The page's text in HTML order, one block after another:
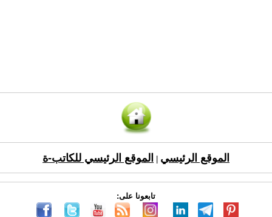
الموقع الرئيسي الموقع الرئيسي للكاتب-ة
تابعونا على: